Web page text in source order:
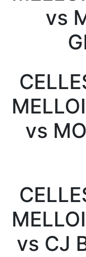
vs
vs
vs CJ